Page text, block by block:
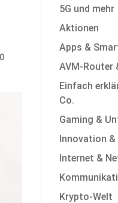
0
5G und mehr
Aktionen
Apps &
AVM-Router
Einfach
Co.
Gaming &
Innovation
Internet &
Krypto-Welt